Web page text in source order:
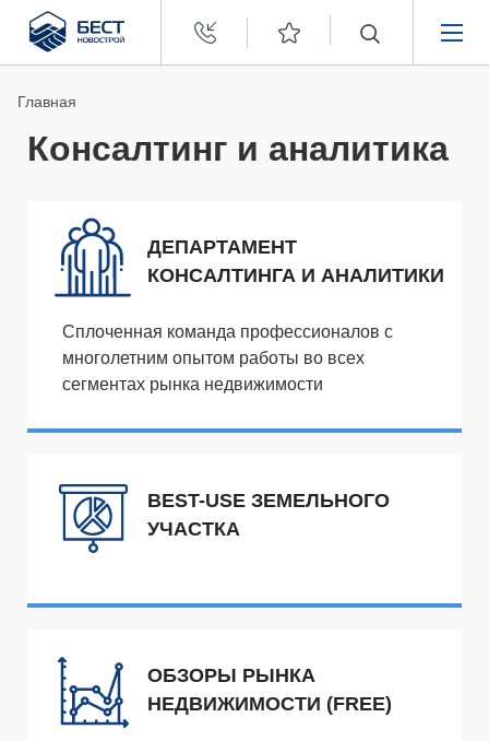
Бест
Новострой
ПОКУПАТЕЛЯМ
ЗАСТРОЙЩИКАМ
Главная
Консалтинг и аналитика
ДЕПАРТАМЕНТ
КОНСАЛТИНГА И АНАЛИТИКИ
Сплоченная команда профессионалов с
многолетним опытом работы во всех
сегментах рынка недвижимости
BEST-USE ЗЕМЕЛЬНОГО
УЧАСТКА
ОБЗОРЫ РЫНКА
НЕДВИЖИМОСТИ (FREE)